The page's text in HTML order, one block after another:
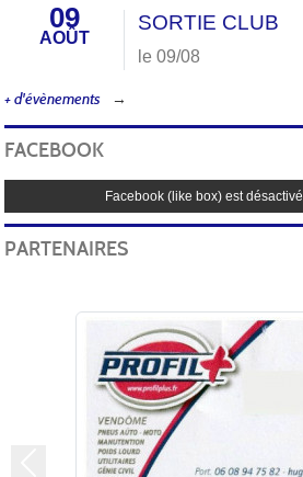
09
AOÛT
SORTIE CLUB
le 09/08
+ d'évènements
FACEBOOK
Facebook (like box) est désactivé.
PARTENAIRES